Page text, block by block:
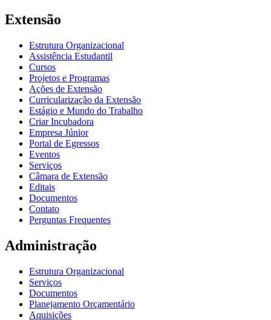
Extensão
Estrutura Organizacional
Assistência Estudantil
Cursos
Projetos e Programas
Ações de Extensão
Curricularização da Extensão
Estágio e Mundo do Trabalho
Criar Incubadora
Empresa Júnior
Portal de Egressos
Eventos
Serviços
Câmara de Extensão
Editais
Documentos
Contato
Perguntas Frequentes
Administração
Estrutura Organizacional
Serviços
Documentos
Planejamento Orçamentário
Aquisições